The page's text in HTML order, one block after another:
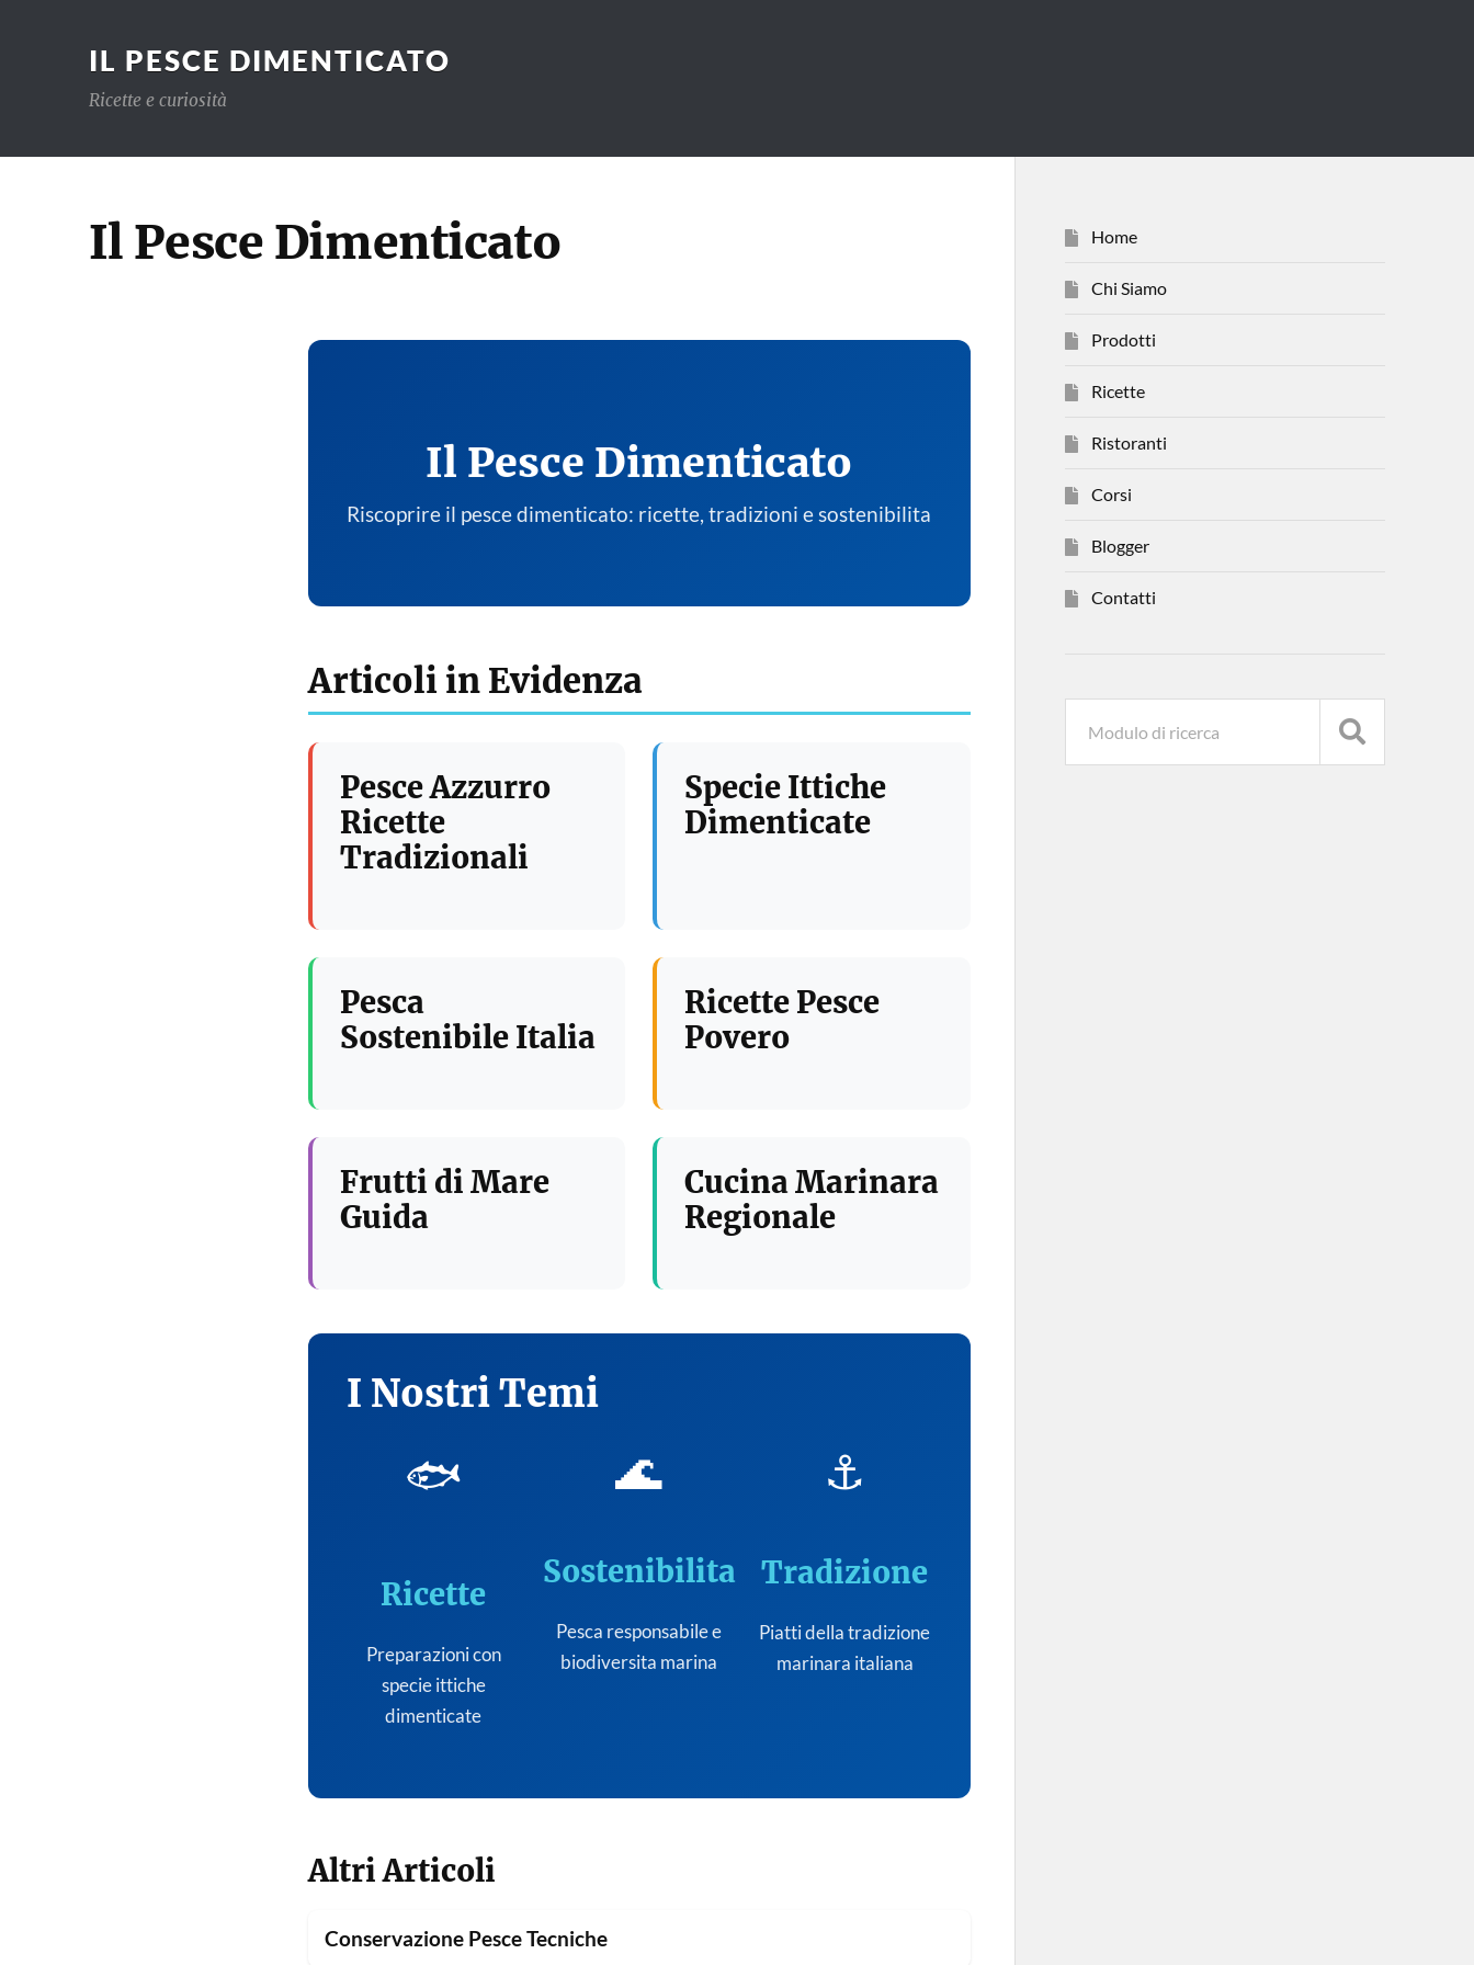
IL PESCE DIMENTICATO
Ricette e curiosità
Il Pesce Dimenticato
Il Pesce Dimenticato
Riscoprire il pesce dimenticato: ricette, tradizioni e sostenibilita
Articoli in Evidenza
Pesce Azzurro
Ricette
Tradizionali
Specie Ittiche
Dimenticate
Pesca
Sostenibile Italia
Ricette Pesce
Povero
Frutti di Mare
Guida
Cucina Marinara
Regionale
I Nostri Temi
🐟
Ricette
Preparazioni con
specie ittiche
dimenticate
🌊
Sostenibilita
Pesca responsabile e
biodiversita marina
⚓
Tradizione
Piatti della tradizione
marinara italiana
Altri Articoli
Conservazione Pesce Tecniche
Home
Chi Siamo
Prodotti
Ricette
Ristoranti
Corsi
Blogger
Contatti